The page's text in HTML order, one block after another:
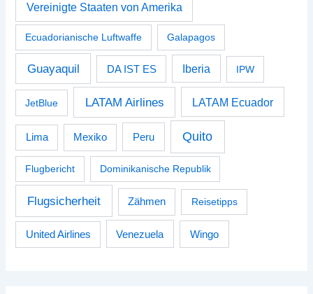
Vereinigte Staaten von Amerika
Ecuadorianische Luftwaffe Galapagos
Guayaquil DA IST ES Iberia IPW
JetBlue LATAM Airlines LATAM Ecuador
Lima Mexiko Peru Quito
Flugbericht Dominikanische Republik
Flugsicherheit Zähmen Reisetipps
United Airlines Venezuela Wingo